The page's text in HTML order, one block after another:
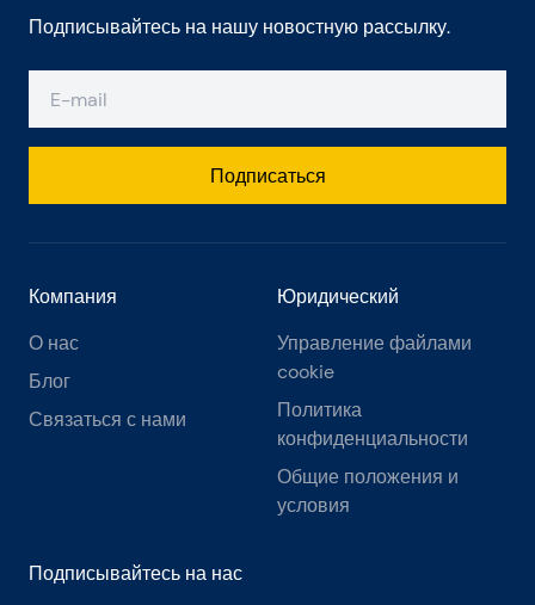
Подписывайтесь на нашу новостную рассылку.
Подписаться
Компания
О нас
Блог
Связаться с нами
Юридический
Управление файлами
cookie
Политика
конфиденциальности
Общие положения и
условия
Подписывайтесь на нас